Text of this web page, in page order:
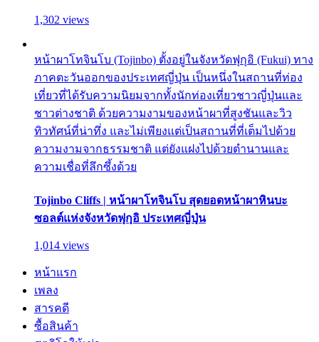
1,302 views
หน้าผาโทจินโบ (Tojinbo) ตั้งอยู่ในจังหวัดฟุกุอิ (Fukui) ทาง
ภาคตะวันออกของประเทศญี่ปุ่น เป็นหนึ่งในสถานที่ท่อง
เที่ยวที่ได้รับความนิยมจากทั้งนักท่องเที่ยวชาวญี่ปุ่นและ
ชาวต่างชาติ ด้วยความงามของหน้าผาที่สูงชันและวิว
ทิวทัศน์ที่น่าทึ่ง และไม่เพียงแต่เป็นสถานที่ที่เต็มไปด้วย
ความงามจากธรรมชาติ แต่ยังแฝงไปด้วยตำนานและ
ความเชื่อที่ลึกซึ้งด้วย
Tojinbo Cliffs | หน้าผาโทจินโบ สุดยอดหน้าผาหินบะ
ซอลต์แห่งจังหวัดฟุกุอิ ประเทศญี่ปุ่น
1,014 views
หน้าแรก
เพลง
สารคดี
ซื้อสินค้า